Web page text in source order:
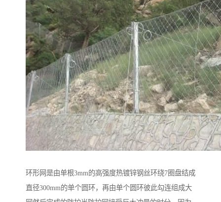
环形网是由单根3mm的高强度热镀锌钢丝环绕7圈盘结成
直径300mm的单个圆环，再由单个圆环彼此勾连组成大